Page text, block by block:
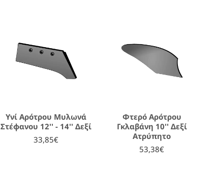
Υνί Αρότρου Μυλωνά
Στέφανου 12'' - 14'' Δεξί
33,85€
Φτερό Αρότρου
Γκλαβάνη 10'' Δεξί
Ατρύπητο
53,38€